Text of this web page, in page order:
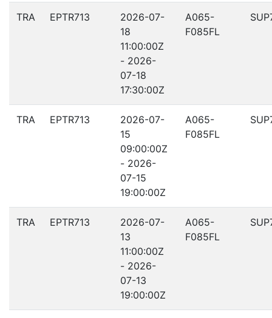
TRA EPTR713
2026-07-
18
11:00:00Z
- 2026-
07-18
17:30:00Z
A065-
F085FL
TRA EPTR713
2026-07-
15
09:00:00Z
- 2026-
07-15
19:00:00Z
A065-
F085FL
TRA EPTR713
2026-07-
13
11:00:00Z
- 2026-
07-13
19:00:00Z
A065-
F085FL